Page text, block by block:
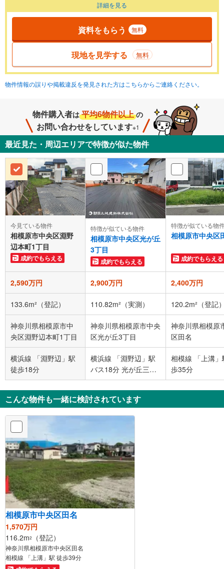
詳細を見る
資料をもらう 無料
現地を見学する 無料
物件情報の誤りや掲載違反を発見された方はこちらからご連絡ください。
物件購入者は 平均6物件以上 の
お問い合わせをしています※1
最近見た・周辺エリアで特徴が似た物件
今見ている物件
相模原市中央区淵野
辺本町1丁目
成約でもらえる
特徴が似ている物件
相模原市中央区光が丘
3丁目
成約でもらえる
特徴が似ている物
相模原市中央区
成約でもらえる
2,590万円 2,900万円 2,400万円
133.6m²（登記） 110.82m²（実測） 120.2m²（登記
神奈川県相模原市中
央区淵野辺本町1丁目
神奈川県相模原市中央
区光が丘3丁目
神奈川県相模原
区田名
横浜線 「淵野辺」駅
徒歩18分
横浜線 「淵野辺」駅
バス18分 光が丘三丁
目 バス停下車 徒歩2
分
相模線 「上溝」
歩35分
こんな物件も一緒に検討されています
相模原市中央区田名
1,570万円
116.2m2 （登記）
神奈川県相模原市中央区田名
相模線 「上溝」駅 徒歩39分